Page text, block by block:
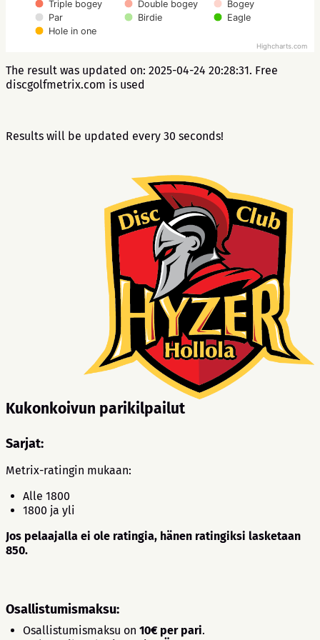
Triple bogey Double bogey
Bogey
Par
Birdie
Eagle
Hole in one
Highcharts.com
The result was updated on: 2025-04-24 20:28:31. Free
discgolfmetrix.com is used
Results will be updated every 30 seconds!
Kukonkoivun parikilpailut
Sarjat:
Metrix-ratingin mukaan:
Alle 1800
1800 ja yli
Jos pelaajalla ei ole ratingia, hänen ratingiksi lasketaan
850.
Osallistumismaksu:
Osallistumismaksu on 10€ per pari.